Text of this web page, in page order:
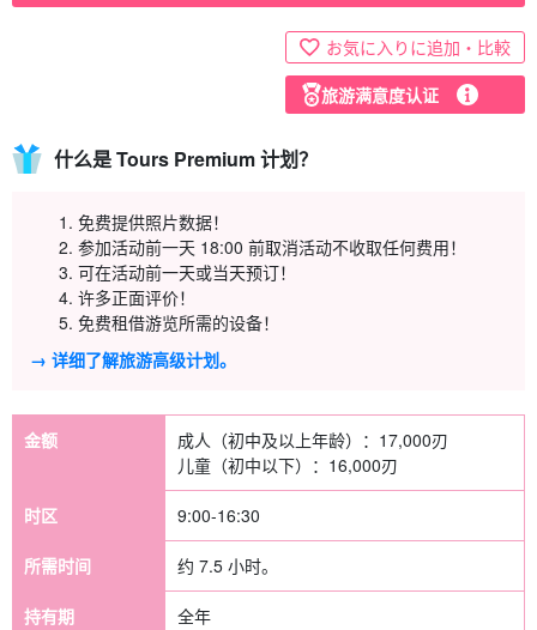
お気に入りに追加・比較
旅游满意度认证
什么是 Tours Premium 计划？
免费提供照片数据！
参加活动前一天 18:00 前取消活动不收取任何费用！
可在活动前一天或当天预订！
许多正面评价！
免费租借游览所需的设备！
→ 详细了解旅游高级计划。
金额 成人（初中及以上年龄）： 17,000刃
儿童（初中以下）： 16,000刃
时区 9:00-16:30
所需时间 约 7.5 小时。
持有期 全年